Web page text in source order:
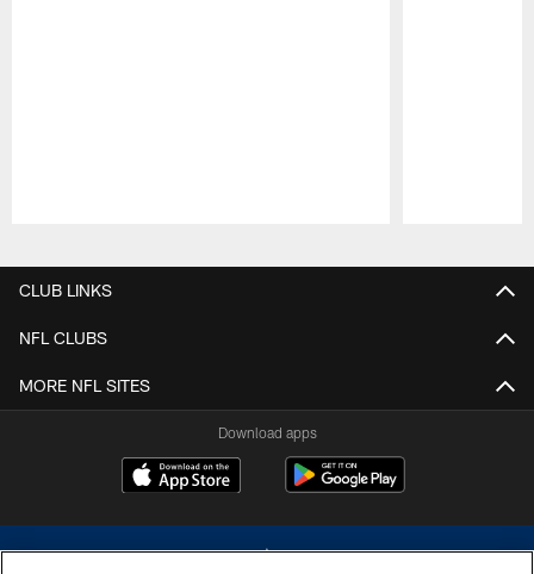
CLUB LINKS
NFL CLUBS
MORE NFL SITES
Download apps